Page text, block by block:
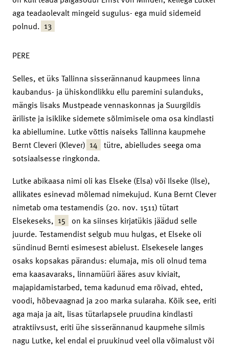
aga teadaolevalt mingeid sugulus- ega muid sidemeid
polnud. 13
PERE
Selles, et üks Tallinna sisserännanud kaupmees linna
kaubandus- ja ühiskondlikku ellu paremini sulanduks,
mängis lisaks Mustpeade vennaskonnas ja Suurgildis
äriliste ja isiklike sidemete sõlmimisele oma osa kindlasti
ka abiellumine. Lutke võttis naiseks Tallinna kaupmehe
Bernt Cleveri (Klever) 14 tütre, abielludes seega oma
sotsiaalsesse ringkonda.
Lutke abikaasa nimi oli kas Elseke (Elsa) või Ilseke (Ilse),
allikates esinevad mõlemad nimekujud. Kuna Bernt Clever
nimetab oma testamendis (20. nov. 1511) tütart
Elsekeseks, 15 on ka siinses kirjatükis jäädud selle
juurde. Testamendist selgub muu hulgas, et Elseke oli
sündinud Bernti esimesest abielust. Elsekesele langes
osaks kopsakas pärandus: elumaja, mis oli olnud tema
ema kaasavaraks, linnamüüri ääres asuv kiviait,
majapidamistarbed, tema kadunud ema rõivad, ehted,
voodi, hõbevaagnad ja 200 marka sularaha. Kõik see, eriti
aga maja ja ait, lisas tütarlapsele pruudina kindlasti
atraktiivsust, eriti ühe sisserännanud kaupmehe silmis
nagu Lutke, kel endal ei pruukinud veel olla võimalust või